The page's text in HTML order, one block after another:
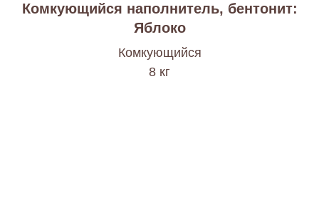
Комкующийся наполнитель, бентонит:
Яблоко
Комкующийся
8 кг